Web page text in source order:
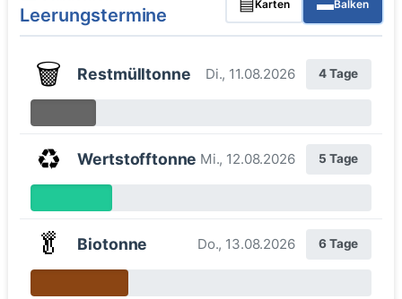
Leerungstermine
Karten Balken
🗑️ Restmülltonne Di., 11.08.2026 4 Tage
♻️ Wertstofftonne Mi., 12.08.2026 5 Tage
🥬 Biotonne Do., 13.08.2026 6 Tage